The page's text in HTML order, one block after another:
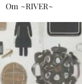
Om ~RIVER~